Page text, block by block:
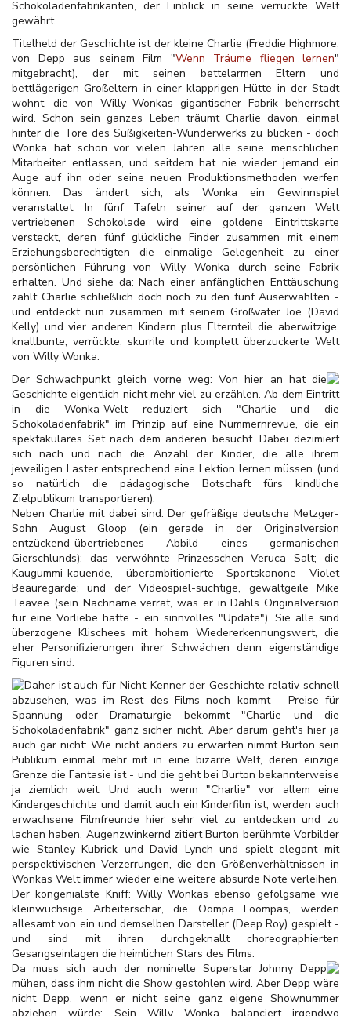
Schokoladenfabrikanten, der Einblick in seine verrückte Welt
gewährt.
Titelheld der Geschichte ist der kleine Charlie (Freddie Highmore,
von Depp aus seinem Film "Wenn Träume fliegen lernen"
mitgebracht), der mit seinen bettelarmen Eltern und
bettlägerigen Großeltern in einer klapprigen Hütte in der Stadt
wohnt, die von Willy Wonkas gigantischer Fabrik beherrscht
wird. Schon sein ganzes Leben träumt Charlie davon, einmal
hinter die Tore des Süßigkeiten-Wunderwerks zu blicken - doch
Wonka hat schon vor vielen Jahren alle seine menschlichen
Mitarbeiter entlassen, und seitdem hat nie wieder jemand ein
Auge auf ihn oder seine neuen Produktionsmethoden werfen
können. Das ändert sich, als Wonka ein Gewinnspiel
veranstaltet: In fünf Tafeln seiner auf der ganzen Welt
vertriebenen Schokolade wird eine goldene Eintrittskarte
versteckt, deren fünf glückliche Finder zusammen mit einem
Erziehungsberechtigten die einmalige Gelegenheit zu einer
persönlichen Führung von Willy Wonka durch seine Fabrik
erhalten. Und siehe da: Nach einer anfänglichen Enttäuschung
zählt Charlie schließlich doch noch zu den fünf Auserwählten -
und entdeckt nun zusammen mit seinem Großvater Joe (David
Kelly) und vier anderen Kindern plus Elternteil die aberwitzige,
knallbunte, verrückte, skurrile und komplett überzuckerte Welt
von Willy Wonka.
Der Schwachpunkt gleich vorne weg: Von hier an hat die
Geschichte eigentlich nicht mehr viel zu erzählen. Ab dem Eintritt
in die Wonka-Welt reduziert sich "Charlie und die
Schokoladenfabrik" im Prinzip auf eine Nummernrevue, die ein
spektakuläres Set nach dem anderen besucht. Dabei dezimiert
sich nach und nach die Anzahl der Kinder, die alle ihrem
jeweiligen Laster entsprechend eine Lektion lernen müssen (und
so natürlich die pädagogische Botschaft fürs kindliche
Zielpublikum transportieren).
Neben Charlie mit dabei sind: Der gefräßige deutsche Metzger-
Sohn August Gloop (ein gerade in der Originalversion
entzückend-übertriebenes Abbild eines germanischen
Gierschlunds); das verwöhnte Prinzesschen Veruca Salt; die
Kaugummi-kauende, überambitionierte Sportskanone Violet
Beauregarde; und der Videospiel-süchtige, gewaltgeile Mike
Teavee (sein Nachname verrät, was er in Dahls Originalversion
für eine Vorliebe hatte - ein sinnvolles "Update"). Sie alle sind
überzogene Klischees mit hohem Wiedererkennungswert, die
eher Personifizierungen ihrer Schwächen denn eigenständige
Figuren sind.
Daher ist auch für Nicht-Kenner der Geschichte relativ schnell
abzusehen, was im Rest des Films noch kommt - Preise für
Spannung oder Dramaturgie bekommt "Charlie und die
Schokoladenfabrik" ganz sicher nicht. Aber darum geht's hier ja
auch gar nicht: Wie nicht anders zu erwarten nimmt Burton sein
Publikum einmal mehr mit in eine bizarre Welt, deren einzige
Grenze die Fantasie ist - und die geht bei Burton bekannterweise
ja ziemlich weit. Und auch wenn "Charlie" vor allem eine
Kindergeschichte und damit auch ein Kinderfilm ist, werden auch
erwachsene Filmfreunde hier sehr viel zu entdecken und zu
lachen haben. Augenzwinkernd zitiert Burton berühmte Vorbilder
wie Stanley Kubrick und David Lynch und spielt elegant mit
perspektivischen Verzerrungen, die den Größenverhältnissen in
Wonkas Welt immer wieder eine weitere absurde Note verleihen.
Der kongenialste Kniff: Willy Wonkas ebenso gefolgsame wie
kleinwüchsige Arbeiterschar, die Oompa Loompas, werden
allesamt von ein und demselben Darsteller (Deep Roy) gespielt -
und sind mit ihren durchgeknallt choreographierten
Gesangseinlagen die heimlichen Stars des Films.
Da muss sich auch der nominelle Superstar Johnny Depp
mühen, dass ihm nicht die Show gestohlen wird. Aber Depp wäre
nicht Depp, wenn er nicht seine ganz eigene Shownummer